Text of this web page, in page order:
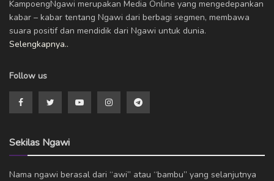
KampoengNgawi merupakan Media Online yang mengedepankan
kabar – kabar tentang Ngawi dari berbagi segmen, membawa
suara positif dan mendidik dari Ngawi untuk dunia.
Selengkapnya..
Follow us
Sekilas Ngawi
Nama ngawi berasal dari “awi” atau “bambu” yang selanjutnya